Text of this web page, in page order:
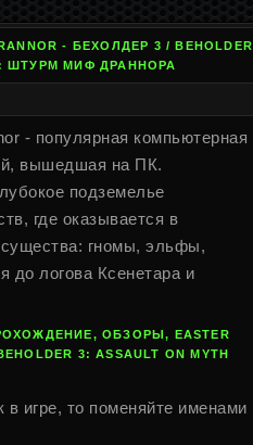
- БЕХОЛДЕР 3 / BEHOLDER
ШТУРМ МИФ ДРАННОРА
- популярная компьютерная
вышедшая на ПК.
подземелье
где оказывается в
гномы, эльфы,
до логова Ксенетара и
ОБЗОРЫ, EASTER
3: ASSAULT ON MYTH
в игре, то поменяйте именами